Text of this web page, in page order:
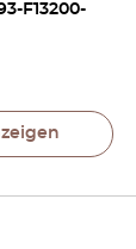
F13200-